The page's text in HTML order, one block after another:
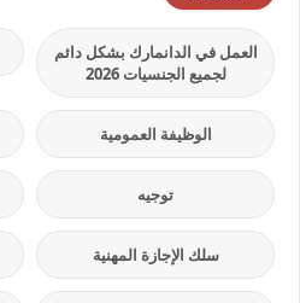
العمل في الدانمارك بشكل دائم
لجميع الجنسيات 2026
الوظيفة العمومية
توجيه
سلك الإجازة المهنية